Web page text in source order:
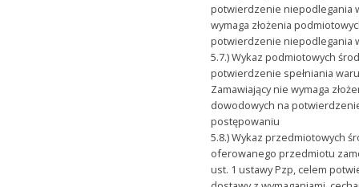
potwierdzenie niepodlegania
wymaga złożenia
potwierdzenie niepodlegania
5.7.) Wykaz podmiotowych
potwierdzenie spełniania
Zamawiający nie wymaga
dowodowych na
postępowaniu
5.8.) Wykaz przedmiotowych
oferowanego przedmiotu
ust. 1 ustawy Pzp, celem